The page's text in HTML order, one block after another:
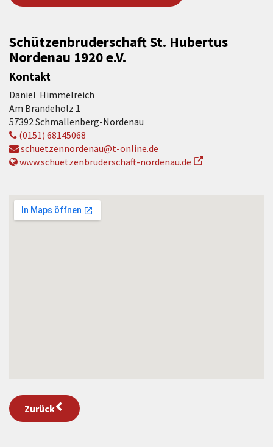
Schützenbruderschaft St. Hubertus
Nordenau 1920 e.V.
Kontakt
Daniel Himmelreich
Am Brandeholz 1
57392 Schmallenberg-Nordenau
(0151) 68145068
schuetzennordenau@t-online.de
www.schuetzenbruderschaft-nordenau.de
Zurück